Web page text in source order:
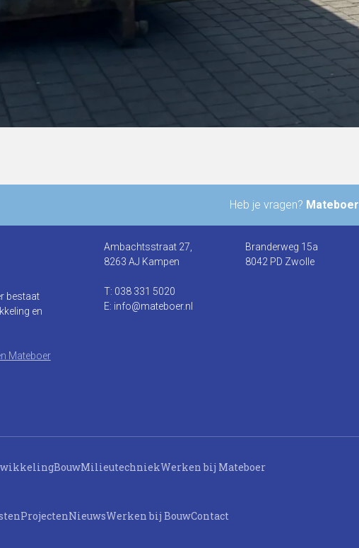
Heb je vragen? Mateboer
bestaat
en
Mateboer
Ambachtsstraat 27,
8263 AJ Kampen
T: 038 331 5020
E: info@mateboer.nl
Branderweg 15a
8042 PD Zwolle
ProjectenNieuwsWerken bij BouwContact
BouwMilieutechniekWerken bij Mateboer